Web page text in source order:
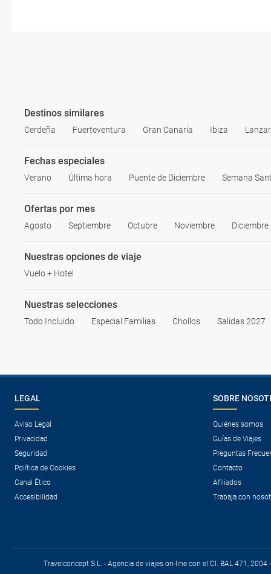
Destinos similares
Cerdeña Fuerteventura Gran Canaria Ibiza
Fechas especiales
Verano Última hora Puente de Diciembre Semana
Ofertas por mes
Agosto Septiembre Octubre Noviembre Diciembre
Nuestras opciones de viaje
Vuelo + Hotel
Nuestras selecciones
Todo Incluido Especial Familias Chollos Salidas 2027
LEGAL
Aviso Legal
Privacidad
Seguridad
Política de Cookies
Canal Ético
Accesibilidad
SOBRE
Quiénes somos
Guías de Viajes
Preguntas
Contacto
Afiliados
Trabaja con
Travelconcept S.L. - Agencia de viajes on-line con el CI. BAL 471,